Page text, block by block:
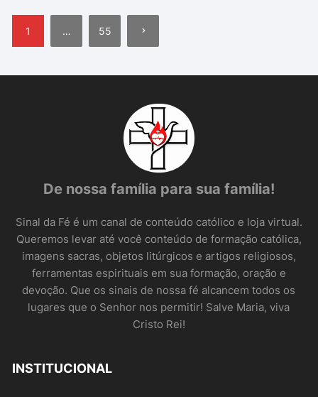
posts
1 … 55
De nossa família para sua família!
Sinal da Fé é um canal de conteúdo católico e loja virtual.
Queremos levar até você conteúdo de formação católica,
imagens sacras, objetos litúrgicos e artigos religiosos,
ferramentas espirituais em sua formação, oração e
devoção. Que os sinais de nossa fé alcancem todos os
lugares que o Senhor nos permitir! Salve Maria, viva
Cristo Rei!
INSTITUCIONAL